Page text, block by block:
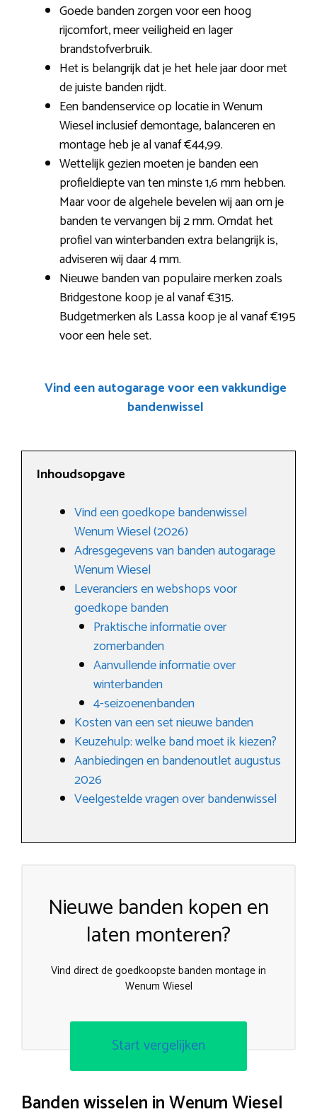
Goede banden zorgen voor een hoog
rijcomfort, meer veiligheid en lager
brandstofverbruik.
Het is belangrijk dat je het hele jaar door met
de juiste banden rijdt.
Een bandenservice op locatie in Wenum
Wiesel inclusief demontage, balanceren en
montage heb je al vanaf €44,99.
Wettelijk gezien moeten je banden een
profieldiepte van ten minste 1,6 mm hebben.
Maar voor de algehele bevelen wij aan om je
banden te vervangen bij 2 mm. Omdat het
profiel van winterbanden extra belangrijk is,
adviseren wij daar 4 mm.
Nieuwe banden van populaire merken zoals
Bridgestone koop je al vanaf €315.
Budgetmerken als Lassa koop je al vanaf €195
voor een hele set.
Vind een autogarage voor een vakkundige
bandenwissel
Inhoudsopgave
Vind een goedkope bandenwissel
Wenum Wiesel (2026)
Adresgegevens van banden autogarage
Wenum Wiesel
Leveranciers en webshops voor
goedkope banden
Praktische informatie over
zomerbanden
Aanvullende informatie over
winterbanden
4-seizoenenbanden
Kosten van een set nieuwe banden
Keuzehulp: welke band moet ik kiezen?
Aanbiedingen en bandenoutlet augustus
2026
Veelgestelde vragen over bandenwissel
Nieuwe banden kopen en
laten monteren?
Vind direct de goedkoopste banden montage in
Wenum Wiesel
Start vergelijken
Banden wisselen in Wenum Wiesel